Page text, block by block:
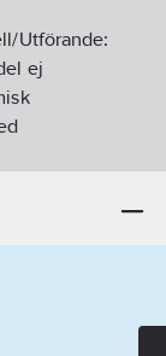
Utförande:
ej